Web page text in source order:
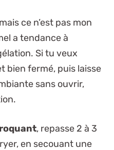
ce n’est pas mon
a tendance à
Si tu veux
bien fermé, puis laisse
sans ouvrir,
, repasse 2 à 3
en secouant une